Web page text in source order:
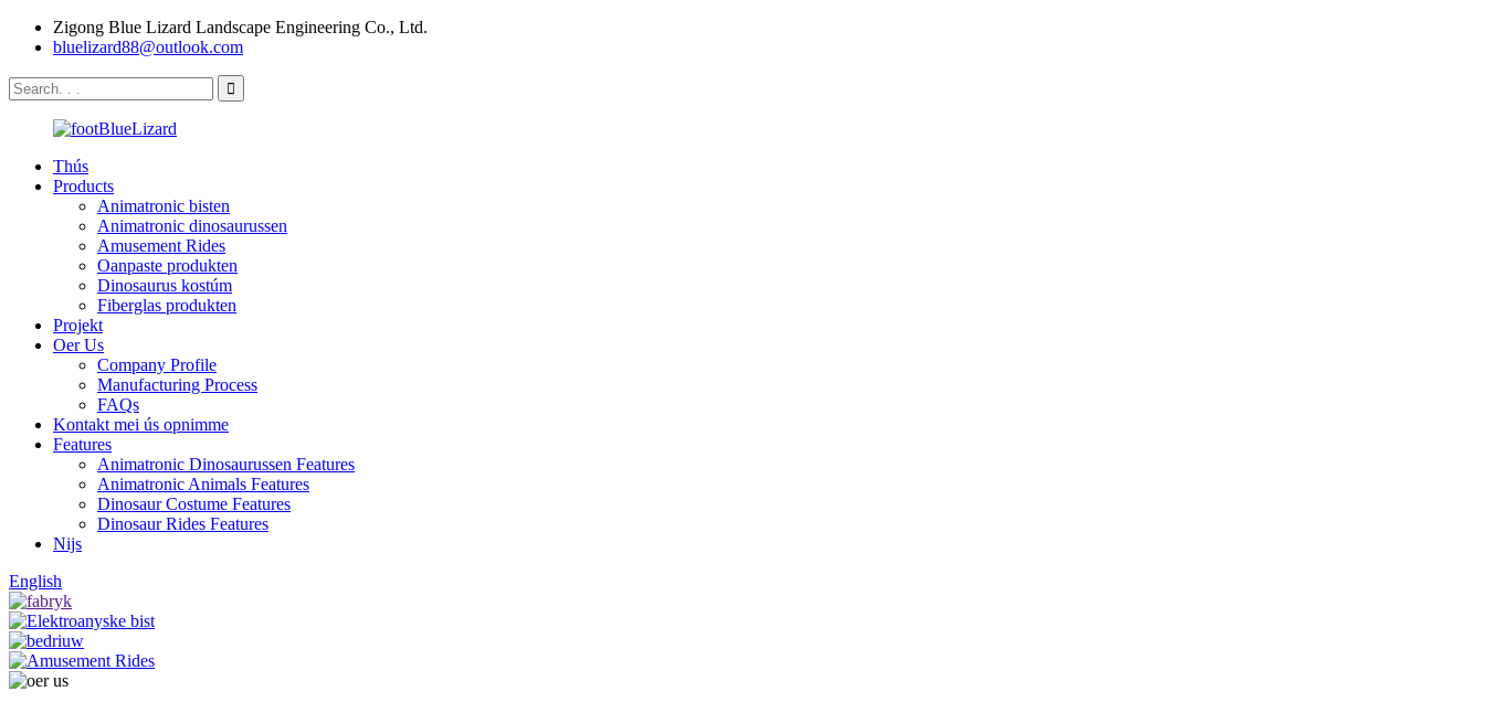
Zigong Blue Lizard Landscape Engineering Co., Ltd.
bluelizard88@outlook.com
Thús
Products
Animatronic bisten
Animatronic dinosaurussen
Amusement Rides
Oanpaste produkten
Dinosaurus kostúm
Fiberglas produkten
Projekt
Oer Us
Company Profile
Manufacturing Process
FAQs
Kontakt mei ús opnimme
Features
Animatronic Dinosaurussen Features
Animatronic Animals Features
Dinosaur Costume Features
Dinosaur Rides Features
Nijs
English